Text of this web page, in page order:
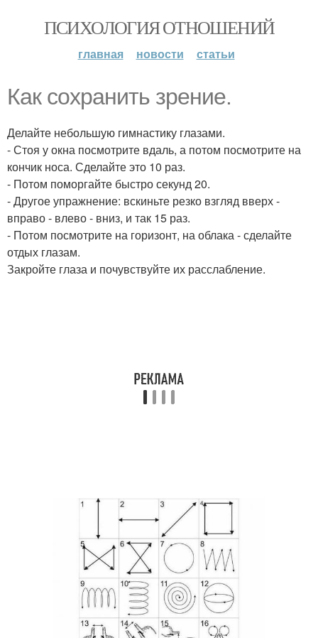
ПСИХОЛОГИЯ ОТНОШЕНИЙ
главная новости статьи
Как сохранить зрение.
Делайте небольшую гимнастику глазами.
- Стоя у окна посмотрите вдаль, а потом посмотрите на
кончик носа. Сделайте это 10 раз.
- Потом поморгайте быстро секунд 20.
- Другое упражнение: вскиньте резко взгляд вверх -
вправо - влево - вниз, и так 15 раз.
- Потом посмотрите на горизонт, на облака - сделайте
отдых глазам.
Закройте глаза и почувствуйте их расслабление.